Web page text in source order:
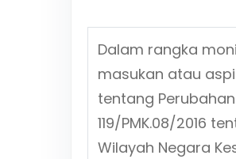
Dalam rangka
masukan atau
tentang
119/PMK.08/2016
Wilayah Negara